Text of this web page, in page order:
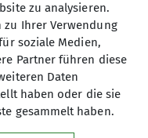
Absenden
zu analysieren.
Ihrer Verwendung
soziale Medien,
Partner führen diese
Daten
haben oder die sie
gesammelt haben.